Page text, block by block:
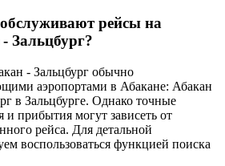
рейсы на
Зальцбург?
- Зальцбург обычно
аэропортами в Абакане: Абакан
в Зальцбурге. Однако точные
и прибытия могут зависеть от
рейса. Для детальной
воспользоваться функцией поиска